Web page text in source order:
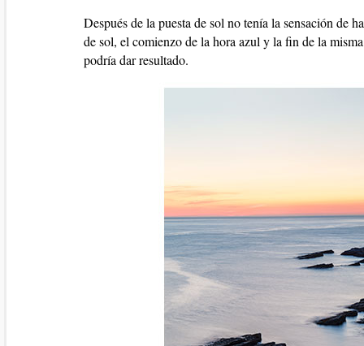
Después de la puesta de sol no tenía la sensación de
de sol, el comienzo de la hora azul y la fin de la
podría dar resultado.